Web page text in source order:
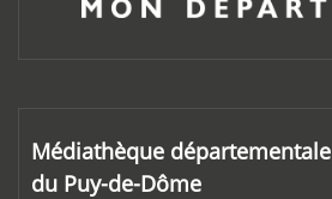
Médiathèque départementale
du Puy-de-Dôme